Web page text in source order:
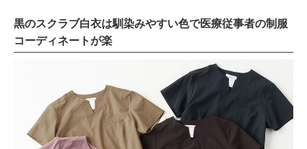
黒のスクラブ白衣は馴染みやすい色で医療従事者の制服
コーディネートが楽